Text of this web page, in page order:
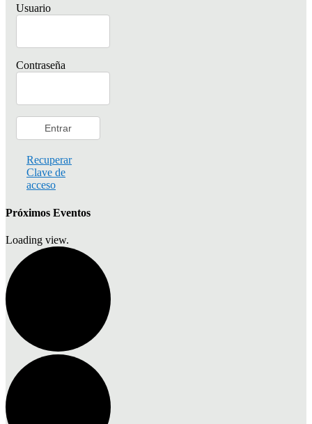
Usuario
Contraseña
Recuperar
Clave de
acceso
Próximos Eventos
Loading view.